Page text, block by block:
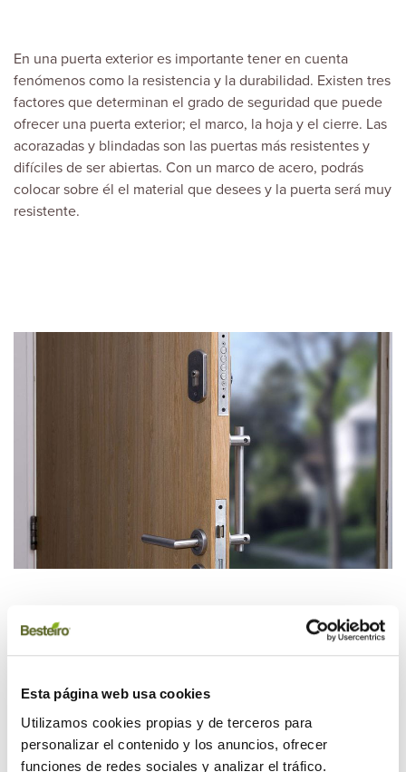
Esta página web usa cookies
Utilizamos cookies propias y de terceros para
personalizar el contenido y los anuncios, ofrecer
funciones de redes sociales y analizar el tráfico.
En una puerta exterior es importante tener en cuenta
fenómenos como la resistencia y la durabilidad. Existen tres
factores que determinan el grado de seguridad que puede
ofrecer una puerta exterior; el marco, la hoja y el cierre. Las
acorazadas y blindadas son las puertas más resistentes y
difíciles de ser abiertas. Con un marco de acero, podrás
colocar sobre él el material que desees y la puerta será muy
resistente.
expuesta a fenómenos meteorológicos? Una puerta exterior
una garantía total contra la lluvia o la humedad. Además,
las puertas pueden protegerse con una capa de barniz